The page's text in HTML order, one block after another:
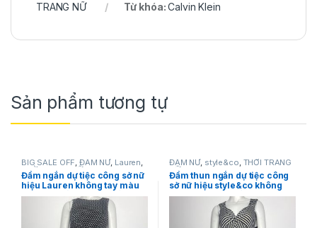
TRANG NỮ
Từ khóa:Calvin Klein
Sản phẩm tương tự
BIG SALE OFF,ĐẦM NỮ, Lauren,
THỜI TRANG NỮ
Đầm ngắn dự tiệc công sở nữ
hiệu Lauren không tay màu
đen họa tiết ô vuông trắng
size 4P chính hãng
ĐẦM NỮ, style&co, THỜI TRANG
NỮ
Đầm thun ngắn dự tiệc công
sở nữ hiệu style&co không
tay sọc ngang trắng đen size
PS chính hãng